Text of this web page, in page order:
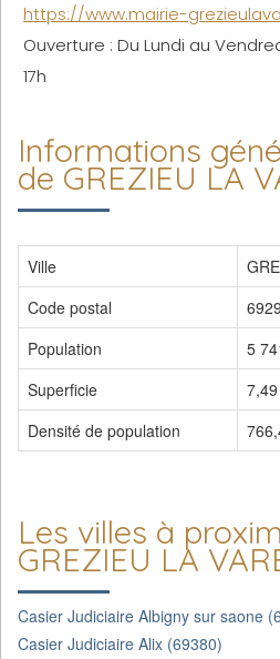
https://www.mairie-
Ouverture : Du Lundi au
17h
Informations
de GREZIEU LA
Ville
Code postal
Population
5
Superficie
7,49
Densité de population
Les villes à
GREZIEU LA
Casier Judiciaire Albigny sur saone
Casier Judiciaire Alix (69380)